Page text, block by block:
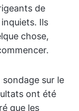
de
Ils
chose,
sur le
ont été
que les